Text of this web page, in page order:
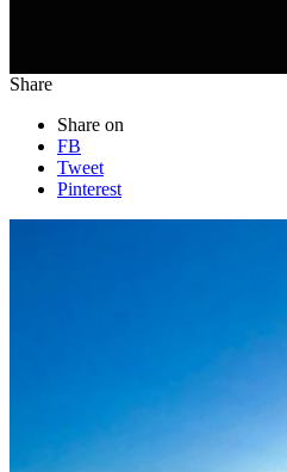
Share
Share on
FB
Tweet
Pinterest